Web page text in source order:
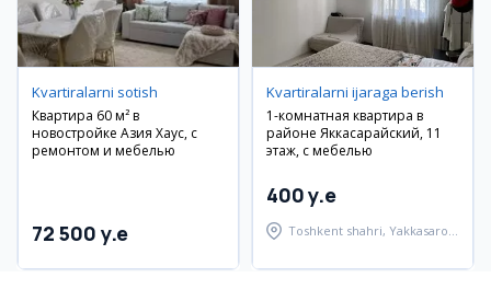
Kvartiralarni sotish
Квартира 60 м² в
новостройке Азия Хаус, с
ремонтом и мебелью
72 500 y.e
Kvartiralarni ijaraga berish
1-комнатная квартира в
районе Яккасарайский, 11
этаж, с мебелью
400 y.e
Toshkent shahri, Yakkasaroy